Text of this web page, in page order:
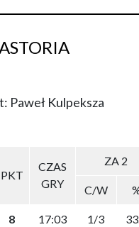
Paweł Kulpeksza
PKT
CZAS
GRY
ZA 2
C/W
8 17:03 1/3
PKT
CZAS
GRY
ZA 2
C/W
8 17:03 1/3